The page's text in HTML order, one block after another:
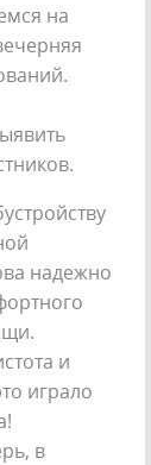
на
надежно
и
играло
в